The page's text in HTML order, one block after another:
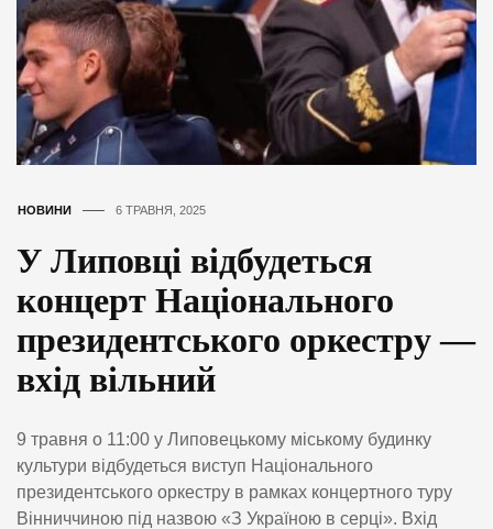
НОВИНИ 6 ТРАВНЯ, 2025
У Липовці відбудеться
концерт Національного
президентського оркестру —
вхід вільний
9 травня о 11:00 у Липовецькому міському будинку
культури відбудеться виступ Національного
президентського оркестру в рамках концертного туру
Вінниччиною під назвою «З Україною в серці». Вхід